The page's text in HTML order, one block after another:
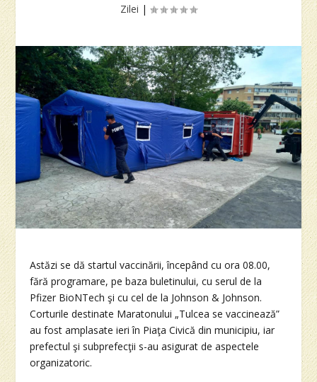
Zilei |
Astăzi se dă startul vaccinării, începând cu ora 08.00,
fără programare, pe baza buletinului, cu serul de la
Pfizer BioNTech şi cu cel de la Johnson & Johnson.
Corturile destinate Maratonului „Tulcea se vaccinează”
au fost amplasate ieri în Piaţa Civică din municipiu, iar
prefectul şi subprefecţii s-au asigurat de aspectele
organizatoric.